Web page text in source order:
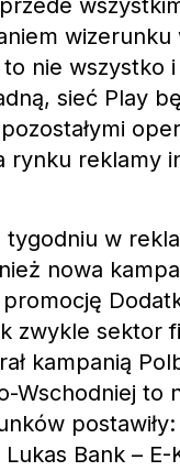
nie wszystko
sieć Play
rynku reklamy
w
nowa
zwykle sektor
kampanią
Wschodniej to
Bank –